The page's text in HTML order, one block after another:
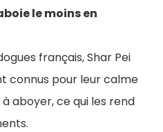
le moins en
français, Shar Pei
connus pour leur calme
aboyer, ce qui les rend